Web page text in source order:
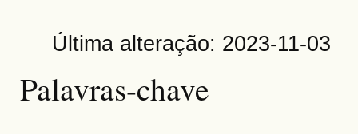
Última alteração: 2023-11-03
Palavras-chave